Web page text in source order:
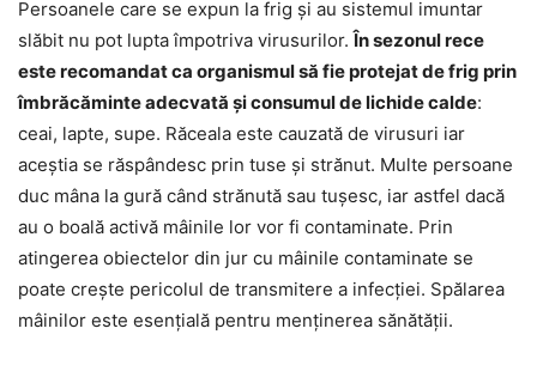
Persoanele care se expun la frig și au sistemul imuntar
slăbit nu pot lupta împotriva virusurilor.În sezonul rece
este recomandat ca organismul să fie protejat de frig prin
îmbrăcăminte adecvată și consumul de lichide calde:
ceai, lapte, supe. Răceala este cauzată de virusuri iar
aceștia se răspândesc prin tuse și strănut. Multe persoane
duc mâna la gură când strănută sau tușesc, iar astfel dacă
au o boală activă mâinile lor vor fi contaminate. Prin
atingerea obiectelor din jur cu mâinile contaminate se
poate crește pericolul de transmitere a infecției. Spălarea
mâinilor este esențială pentru menținerea sănătății.